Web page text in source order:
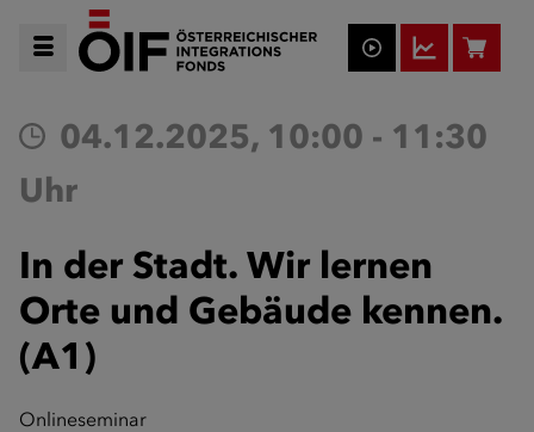
04.12.2025, 10:00 - 11:30
Uhr
In der Stadt. Wir lernen
Orte und Gebäude kennen.
(A1)
Onlineseminar